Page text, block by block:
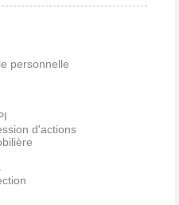
personnelle
d'actions